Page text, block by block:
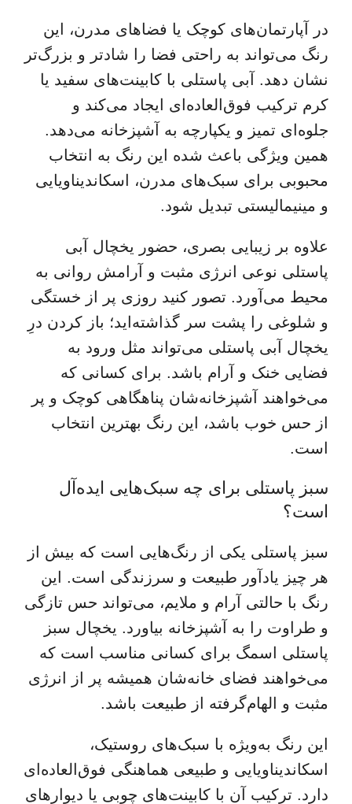
در آپارتمان‌های کوچک یا فضاهای مدرن، این
رنگ می‌تواند به راحتی فضا را شادتر و بزرگ‌تر
نشان دهد. آبی پاستلی با کابینت‌های سفید یا
کرم ترکیب فوق‌العاده‌ای ایجاد می‌کند و
جلوه‌ای تمیز و یکپارچه به آشپزخانه می‌دهد.
همین ویژگی باعث شده این رنگ به انتخاب
محبوبی برای سبک‌های مدرن، اسکاندیناویایی
و مینیمالیستی تبدیل شود.
علاوه بر زیبایی بصری، حضور یخچال آبی
پاستلی نوعی انرژی مثبت و آرامش روانی به
محیط می‌آورد. تصور کنید روزی پر از خستگی
و شلوغی را پشت سر گذاشته‌اید؛ باز کردن درِ
یخچال آبی پاستلی می‌تواند مثل ورود به
فضایی خنک و آرام باشد. برای کسانی که
می‌خواهند آشپزخانه‌شان پناهگاهی کوچک و پر
از حس خوب باشد، این رنگ بهترین انتخاب
است.
سبز پاستلی برای چه سبک‌هایی ایده‌آل
است؟
سبز پاستلی یکی از رنگ‌هایی است که بیش از
هر چیز یادآور طبیعت و سرزندگی است. این
رنگ با حالتی آرام و ملایم، می‌تواند حس تازگی
و طراوت را به آشپزخانه بیاورد. یخچال سبز
پاستلی اسمگ برای کسانی مناسب است که
می‌خواهند فضای خانه‌شان همیشه پر از انرژی
مثبت و الهام‌گرفته از طبیعت باشد.
این رنگ به‌ویژه با سبک‌های روستیک،
اسکاندیناویایی و طبیعی هماهنگی فوق‌العاده‌ای
دارد. ترکیب آن با کابینت‌های چوبی یا دیوارهای